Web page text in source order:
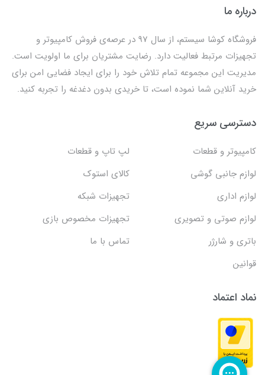
درباره ما
فروشگاه کوشا سیستم، از سال 97 در عرصه‌ی فروش کامپیوتر و
تجهیزات مرتبط فعالیت دارد. رضایت مشتریان برای ما اولویت است.
مدیریت این مجموعه تمام تلاش خود را برای ایجاد فضایی امن برای
خرید آنلاین شما نموده است، تا خریدی بدون دغدغه را تجربه کنید.
دسترسی سریع
کامپیوتر و قطعات
لپ تاپ و قطعات
لوازم جانبی گوشی
کالای استوک
لوازم اداری
تجهیزات شبکه
لوازم صوتی و تصویری
تجهیزات مخصوص بازی
باتری و شارژر
تماس با ما
قوانین
نماد اعتماد